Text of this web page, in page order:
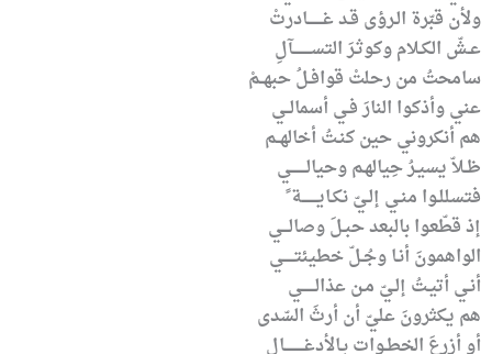
ولأن قبّرة الـرؤى قـد غـــــــادرتْ
عـشّ الكـلام وكوثـرَ التســــــــآلِ
سامحتُ من رحلتْ قوافـلُ حبهــمْ
عني وأذكوا النارَ فـي أسمالــي
هم أنكروني حين كنـتُ أخالهــم
ظـلاّ يسيـرُ حِيالهـم وحيالـــــــي
فتسللـوا منـي إلـيّ نكـايـــــــة ً
إذ قطّعوا بالبعد حبـلَ وصالـــي
الواهمونَ أنـا وجُـلّ خطيئتـــــي
أنـي أتيـتُ إلـيّ مـن عذالــــــي
هم يكثرونَ عليّ أن أرثَ السّدى
أو أزرعَ الخطـوات بـالأدغـــــــــالِ